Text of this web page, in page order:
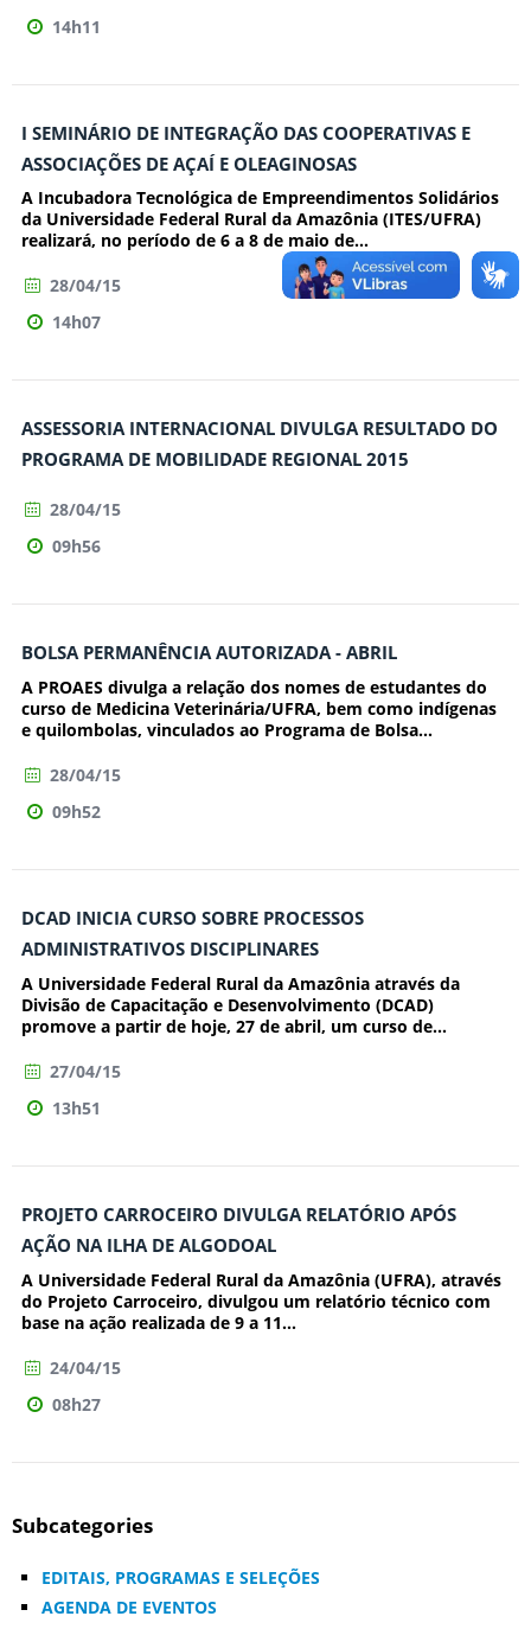
14h11
I SEMINÁRIO DE INTEGRAÇÃO DAS COOPERATIVAS E
ASSOCIAÇÕES DE AÇAÍ E OLEAGINOSAS
A Incubadora Tecnológica de Empreendimentos Solidários
da Universidade Federal Rural da Amazônia (ITES/UFRA)
realizará, no período de 6 a 8 de maio de...
28/04/15
14h07
ASSESSORIA INTERNACIONAL DIVULGA RESULTADO DO
PROGRAMA DE MOBILIDADE REGIONAL 2015
28/04/15
09h56
BOLSA PERMANÊNCIA AUTORIZADA - ABRIL
A PROAES divulga a relação dos nomes de estudantes do
curso de Medicina Veterinária/UFRA, bem como indígenas
e quilombolas, vinculados ao Programa de Bolsa...
28/04/15
09h52
DCAD INICIA CURSO SOBRE PROCESSOS
ADMINISTRATIVOS DISCIPLINARES
A Universidade Federal Rural da Amazônia através da
Divisão de Capacitação e Desenvolvimento (DCAD)
promove a partir de hoje, 27 de abril, um curso de...
27/04/15
13h51
PROJETO CARROCEIRO DIVULGA RELATÓRIO APÓS
AÇÃO NA ILHA DE ALGODOAL
A Universidade Federal Rural da Amazônia (UFRA), através
do Projeto Carroceiro, divulgou um relatório técnico com
base na ação realizada de 9 a 11...
24/04/15
08h27
Subcategories
EDITAIS, PROGRAMAS E SELEÇÕES
AGENDA DE EVENTOS